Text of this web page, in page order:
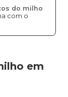
do milho
com o
em